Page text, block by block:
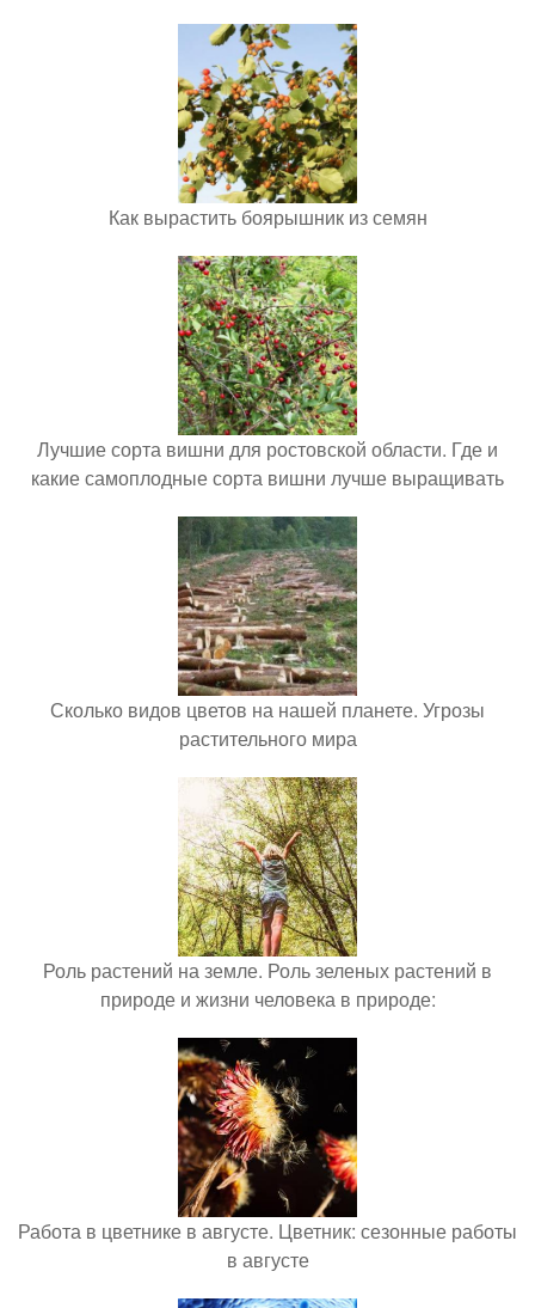
Как вырастить боярышник из семян
Лучшие сорта вишни для ростовской области. Где и
какие самоплодные сорта вишни лучше выращивать
Сколько видов цветов на нашей планете. Угрозы
растительного мира
Роль растений на земле. Роль зеленых растений в
природе и жизни человека в природе:
Работа в цветнике в августе. Цветник: сезонные работы
в августе